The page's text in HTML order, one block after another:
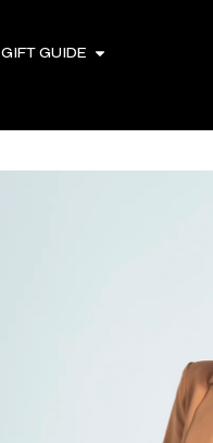
GIFT GUIDE